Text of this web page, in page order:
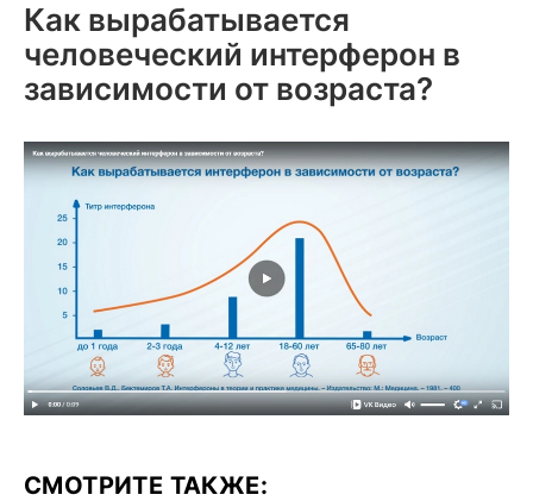
Как вырабатывается
человеческий интерферон в
зависимости от возраста?
СМОТРИТЕ ТАКЖЕ: